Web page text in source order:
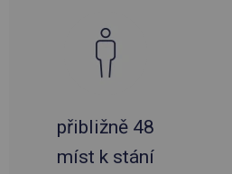
přibližně 48
míst k stání